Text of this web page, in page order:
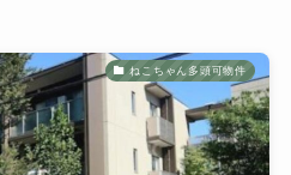
ねこちゃん多頭可物件